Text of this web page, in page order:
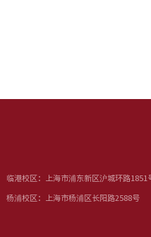
临港校区：上海市浦东新区沪城环路
杨浦校区：上海市杨浦区长阳路2588